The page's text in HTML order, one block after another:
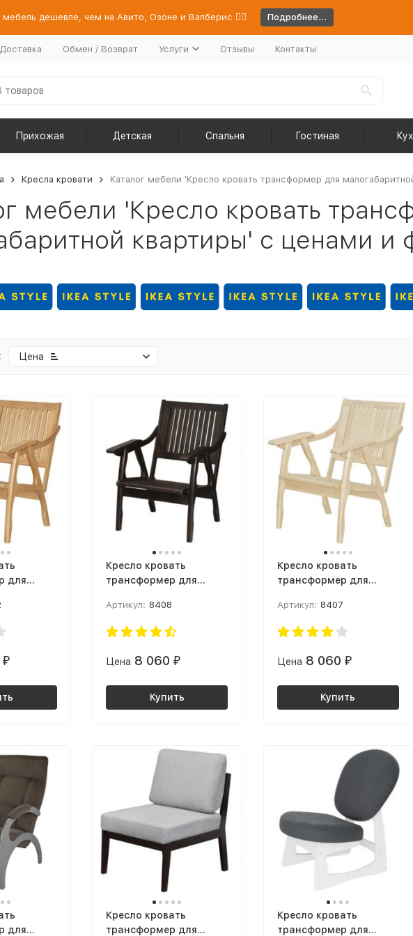
мебель дешевле, чем на Авито, Озоне и Валберис 👉🏻 Подробнее...
Обмен / Возврат Услуги Отзывы Контакты
Прихожая Детская Спальня Гостиная
Кресла кровати Каталог мебели 'Кресло кровать трансформер для
мебели 'Кресло кровать
квартиры' с ценами и
Цена
для
₽
Кресло кровать
трансформер для
квартиры Массив,
решетка Венге
Артикул: 8408
Цена 8 060 ₽
Купить
Кресло кровать
трансформер для
квартиры 1Массив,
решетка Лак
Артикул: 8407
Цена 8 060 ₽
Купить
для
Кресло кровать
трансформер для
Кресло кровать
трансформер для